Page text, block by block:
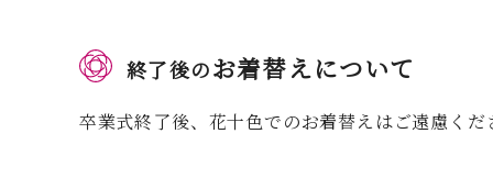
終了後のお着替えについて
卒業式終了後、花十色でのお着替えはご遠慮くだ